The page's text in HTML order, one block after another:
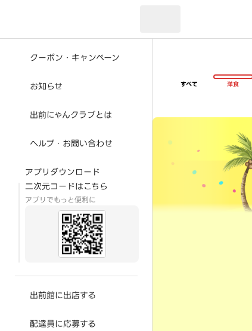
クーポン・キャンペーン
お知らせ
出前にゃんクラブとは
ヘルプ・お問い合わせ
アプリダウンロード
二次元コードはこちら
アプリでもっと便利に
出前館に出店する
配達員に応募する
すべて 洋食
超ゴイゴイヤスー夏祭